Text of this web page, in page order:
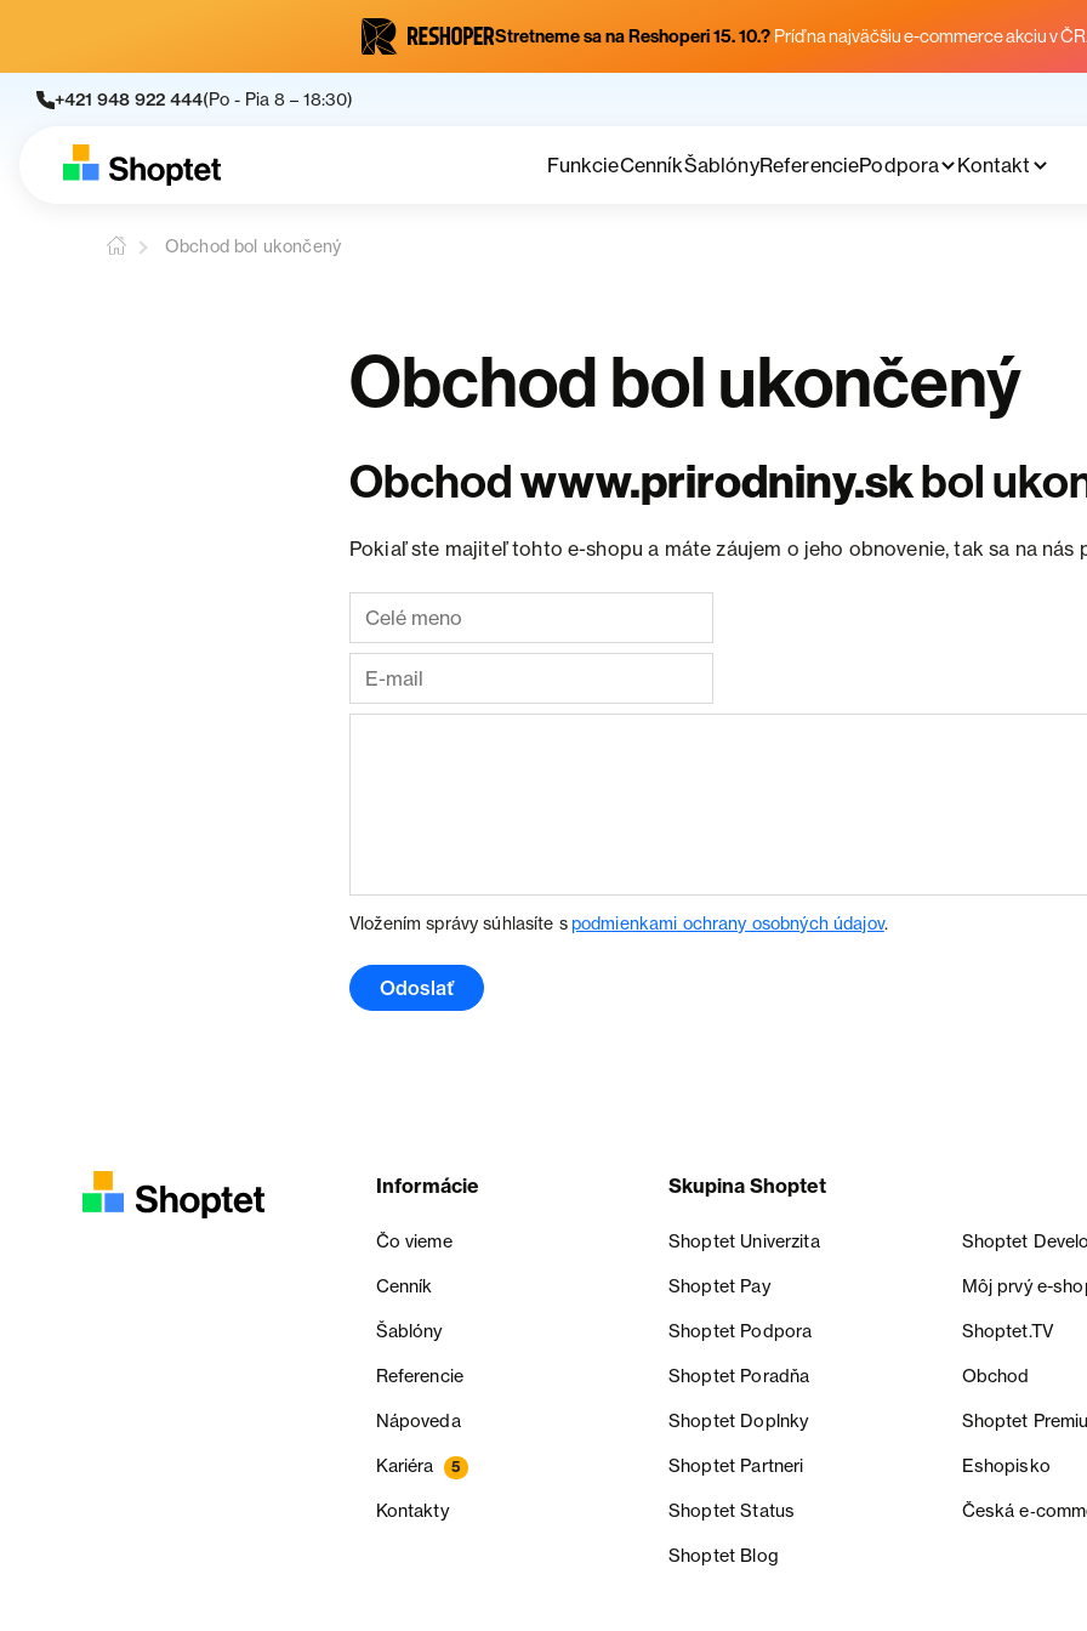
Stretneme sa na Reshoperi 15. 10.? Príď na najväčšiu e-commerce akciu v ČR.
+421 948 922 444(Po - Pia 8 – 18:30)
FunkcieCenníkŠablónyReferenciePodpora Kontakt
Obchod bol ukončený
Obchod bol ukončený
Obchodwww.prirodniny.skbol
Pokiaľ ste majiteľ tohto e-shopu a máte záujem o jeho obnovenie, tak sa na nás
Vložením správy súhlasíte spodmienkami ochrany osobných údajov.
Odoslať
Informácie
Čo vieme
Cenník
Šablóny
Referencie
Nápoveda
Kariéra 5
Kontakty
Skupina Shoptet
Shoptet Univerzita Shoptet
Shoptet Pay Môj prvý e-
Shoptet Podpora Shoptet.TV
Shoptet Poradňa Obchod
Shoptet Doplnky Shoptet
Shoptet Partneri Eshopisko
Shoptet Status Česká
Shoptet Blog